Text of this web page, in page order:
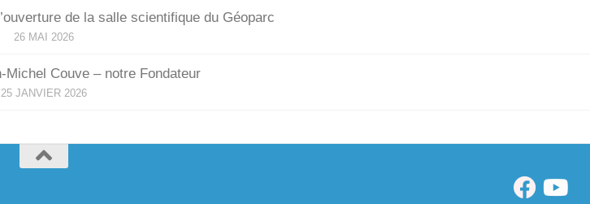
de la salle scientifique du Géoparc
26 MAI 2026
Michel Couve – notre Fondateur
25 JANVIER 2026